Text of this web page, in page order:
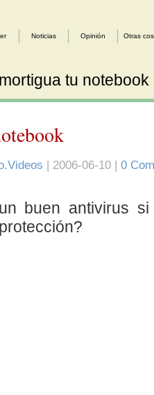
Noticias Opinión Otras
tu notebook
| 2006-06-10 | 0
buen antivirus